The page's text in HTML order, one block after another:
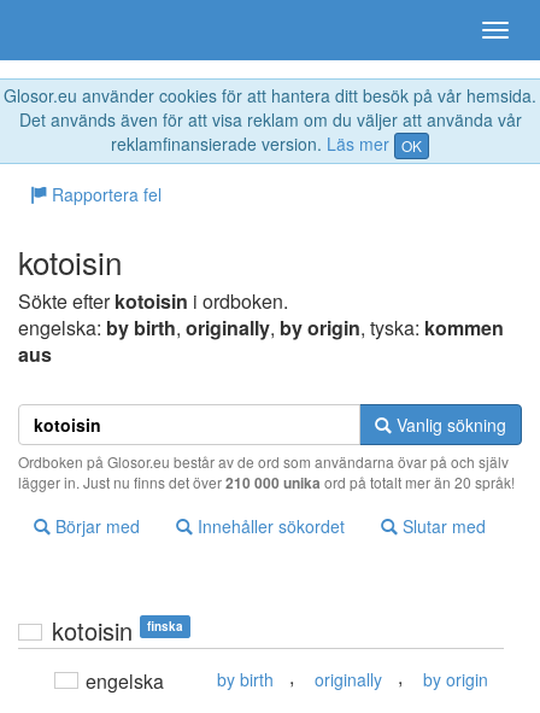
Glosor.eu använder cookies för att hantera ditt besök på vår hemsida.
Det används även för att visa reklam om du väljer att använda vår
reklamfinansierade version. Läs mer OK
Rapportera fel
kotoisin
Sökte efterkotoisin i ordboken.
engelska: by birth, originally, by origin, tyska: kommen
aus
Vanlig sökning
Ordboken på Glosor.eu består av de ord som användarna övar på och själv
lägger in. Just nu finns det över210 000 unika ord på totalt mer än 20 språk!
Börjar med Innehåller sökordet Slutar med
kotoisin finska
engelska by birth , originally , by origin